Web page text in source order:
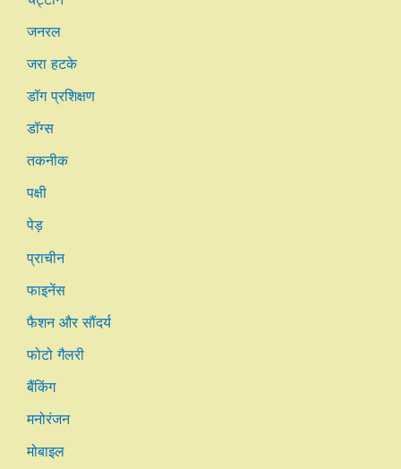
जनरल
जरा हटके
डॉग प्रशिक्षण
डॉग्स
तकनीक
पक्षी
पेड़
प्राचीन
फाइनेंस
फैशन और सौंदर्य
फोटो गैलरी
बैंकिंग
मनोरंजन
मोबाइल